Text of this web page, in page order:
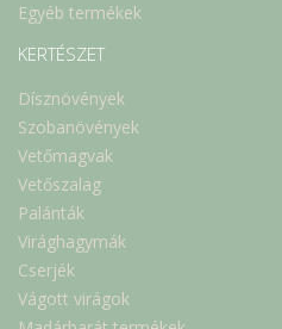
Egyéb termékek
KERTÉSZET
Dísznövények
Szobanövények
Vetőmagvak
Vetőszalag
Palánták
Virághagymák
Cserjék
Vágott virágok